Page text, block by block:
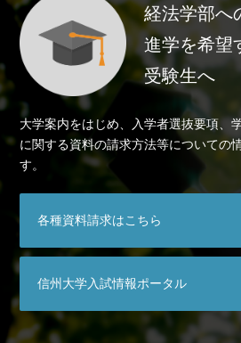
経法学部へ
進学を希望
受験生へ
大学案内をはじめ、入学者選抜要項、
に関する資料の請求方法等についての
す。
各種資料請求はこちら
信州大学入試情報ポータル